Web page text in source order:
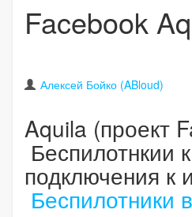
Facebook
Алексей Бойко (ABloud)
Aquila (проект
Беспилотнкии
подключения к
Беспилотники